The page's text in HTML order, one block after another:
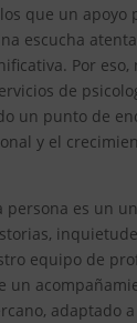
que un apoyo
escucha
Por eso,
de
un punto de
y el
persona es un
equipo de
un
adaptado